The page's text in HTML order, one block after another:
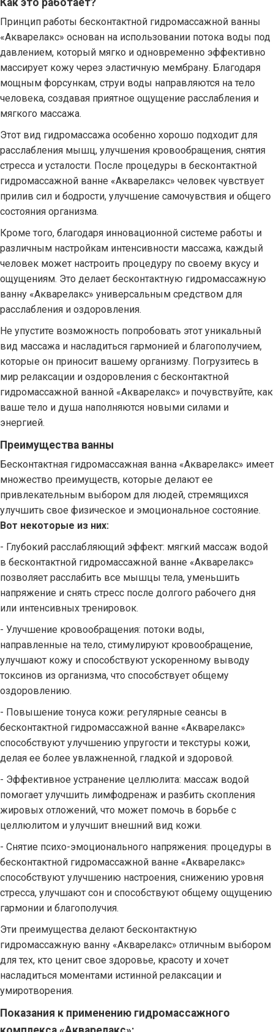
Принцип работы бесконтактной гидромассажной ванны
«Акварелакс» основан на использовании потока воды под
давлением, который мягко и одновременно эффективно
массирует кожу через эластичную мембрану. Благодаря
мощным форсункам, струи воды направляются на тело
человека, создавая приятное ощущение расслабления и
мягкого массажа.
Этот вид гидромассажа особенно хорошо подходит для
расслабления мышц, улучшения кровообращения, снятия
стресса и усталости. После процедуры в бесконтактной
гидромассажной ванне «Акварелакс» человек чувствует
прилив сил и бодрости, улучшение самочувствия и общего
состояния организма.
Кроме того, благодаря инновационной системе работы и
различным настройкам интенсивности массажа, каждый
человек может настроить процедуру по своему вкусу и
ощущениям. Это делает бесконтактную гидромассажную
ванну «Акварелакс» универсальным средством для
расслабления и оздоровления.
Не упустите возможность попробовать этот уникальный
вид массажа и насладиться гармонией и благополучием,
которые он приносит вашему организму. Погрузитесь в
мир релаксации и оздоровления с бесконтактной
гидромассажной ванной «Акварелакс» и почувствуйте, как
ваше тело и душа наполняются новыми силами и
энергией.
Преимущества ванны
Бесконтактная гидромассажная ванна «Акварелакс» имеет
множество преимуществ, которые делают ее
привлекательным выбором для людей, стремящихся
улучшить свое физическое и эмоциональное состояние.
Вот некоторые из них:
- Глубокий расслабляющий эффект: мягкий массаж водой
в бесконтактной гидромассажной ванне «Акварелакс»
позволяет расслабить все мышцы тела, уменьшить
напряжение и снять стресс после долгого рабочего дня
или интенсивных тренировок.
- Улучшение кровообращения: потоки воды,
направленные на тело, стимулируют кровообращение,
улучшают кожу и способствуют ускоренному выводу
токсинов из организма, что способствует общему
оздоровлению.
- Повышение тонуса кожи: регулярные сеансы в
бесконтактной гидромассажной ванне «Акварелакс»
способствуют улучшению упругости и текстуры кожи,
делая ее более увлажненной, гладкой и здоровой.
- Эффективное устранение целлюлита: массаж водой
помогает улучшить лимфодренаж и разбить скопления
жировых отложений, что может помочь в борьбе с
целлюлитом и улучшит внешний вид кожи.
- Снятие психо-эмоционального напряжения: процедуры в
бесконтактной гидромассажной ванне «Акварелакс»
способствуют улучшению настроения, снижению уровня
стресса, улучшают сон и способствуют общему ощущению
гармонии и благополучия.
Эти преимущества делают бесконтактную
гидромассажную ванну «Акварелакс» отличным выбором
для тех, кто ценит свое здоровье, красоту и хочет
насладиться моментами истинной релаксации и
умиротворения.
Показания к применению гидромассажного